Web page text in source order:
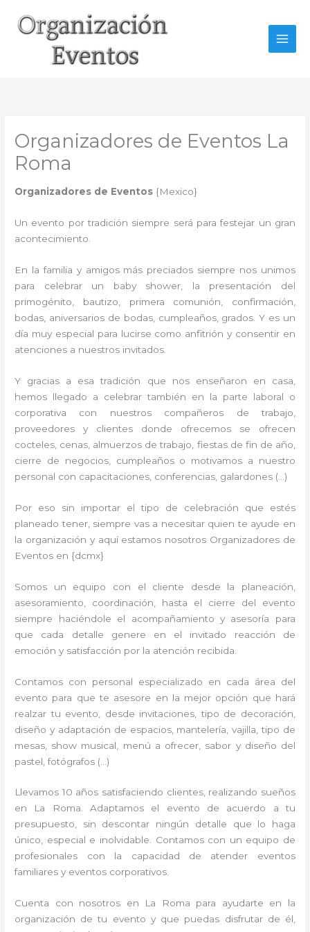
contenido
Organizadores de Eventos La
Roma
Organizadores de Eventos {Mexico}
Un evento por tradición siempre será para festejar un gran
acontecimiento.
En la familia y amigos más preciados siempre nos unimos
para celebrar un baby shower, la presentación del
primogénito, bautizo, primera comunión, confirmación,
bodas, aniversarios de bodas, cumpleaños, grados. Y es un
día muy especial para lucirse como anfitrión y consentir en
atenciones a nuestros invitados.
Y gracias a esa tradición que nos enseñaron en casa,
hemos llegado a celebrar también en la parte laboral o
corporativa con nuestros compañeros de trabajo,
proveedores y clientes donde ofrecemos se ofrecen
cocteles, cenas, almuerzos de trabajo, fiestas de fin de año,
cierre de negocios, cumpleaños o motivamos a nuestro
personal con capacitaciones, conferencias, galardones (…)
Por eso sin importar el tipo de celebración que estés
planeado tener, siempre vas a necesitar quien te ayude en
la organización y aquí estamos nosotros Organizadores de
Eventos en {dcmx}
Somos un equipo con el cliente desde la planeación,
asesoramiento, coordinación, hasta el cierre del evento
siempre haciéndole el acompañamiento y asesoría para
que cada detalle genere en el invitado reacción de
emoción y satisfacción por la atención recibida.
Contamos con personal especializado en cada área del
evento para que te asesore en la mejor opción que hará
realzar tu evento, desde invitaciones, tipo de decoración,
diseño y adaptación de espacios, mantelería, vajilla, tipo de
mesas, show musical, menú a ofrecer, sabor y diseño del
pastel, fotógrafos (…)
Llevamos 10 años satisfaciendo clientes, realizando sueños
en La Roma. Adaptamos el evento de acuerdo a tu
presupuesto, sin descontar ningún detalle que lo haga
único, especial e inolvidable. Contamos con un equipo de
profesionales con la capacidad de atender eventos
familiares y eventos corporativos.
Cuenta con nosotros en La Roma para ayudarte en la
organización de tu evento y que puedas disfrutar de él,